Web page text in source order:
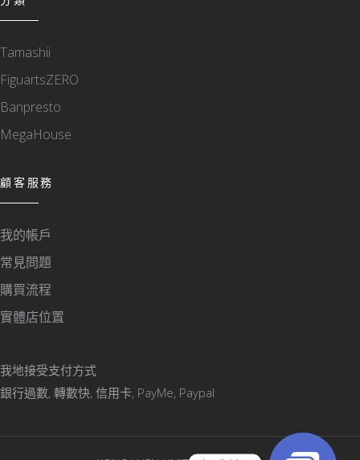
Tamashii
FiguartsZERO
Banpresto
MegaHouse
顧客服務
我的帳戶
常見問題
購買流程
實體店位置
我地接受支付方式
銀行過數, 轉數快, 信用卡, PayMe, Paypal